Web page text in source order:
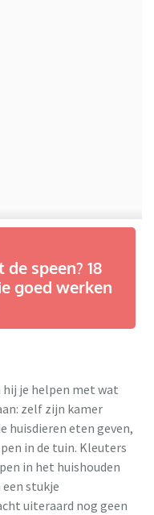
speen? 18
goed werken
hij je helpen met wat
zelf zijn kamer
huisdieren eten geven,
in de tuin. Kleuters
in het huishouden
stukje
uiteraard nog geen